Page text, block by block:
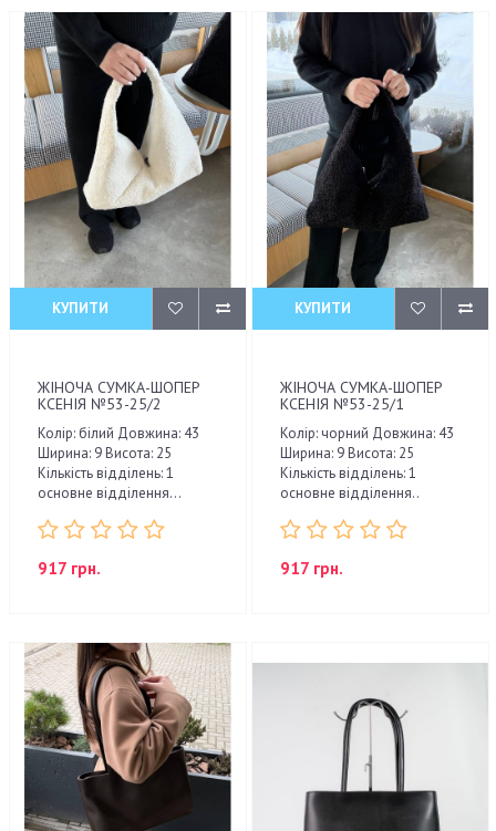
КУПИТИ
ЖІНОЧА СУМКА-ШОПЕР
КСЕНІЯ №53-25/2
Колір: білий Довжина: 43
Ширина: 9 Висота: 25
Кількість відділень: 1
основне відділення...
917 грн.
КУПИТИ
ЖІНОЧА СУМКА-ШОПЕР
КСЕНІЯ №53-25/1
Колір: чорний Довжина: 43
Ширина: 9 Висота: 25
Кількість відділень: 1
основне відділення..
917 грн.